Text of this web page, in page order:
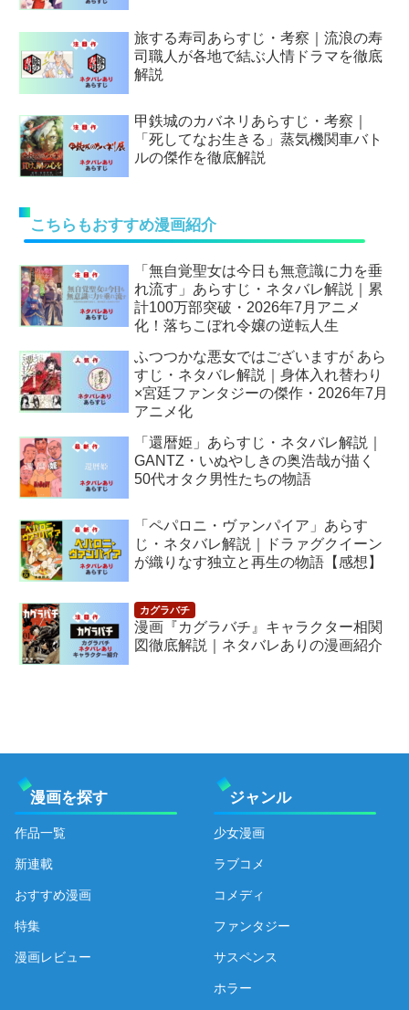
旅する寿司あらすじ・考察｜流浪の寿
司職人が各地で結ぶ人情ドラマを徹底
解説
甲鉄城のカバネリあらすじ・考察｜
「死してなお生きる」蒸気機関車バト
ルの傑作を徹底解説
こちらもおすすめ漫画紹介
「無自覚聖女は今日も無意識に力を垂
れ流す」あらすじ・ネタバレ解説｜累
計100万部突破・2026年7月アニメ
化！落ちこぼれ令嬢の逆転人生
ふつつかな悪女ではございますが あら
すじ・ネタバレ解説｜身体入れ替わり
×宮廷ファンタジーの傑作・2026年7月
アニメ化
「還暦姫」あらすじ・ネタバレ解説｜
GANTZ・いぬやしきの奥浩哉が描く
50代オタク男性たちの物語
「ペパロニ・ヴァンパイア」あらす
じ・ネタバレ解説｜ドラァグクイーン
が織りなす独立と再生の物語【感想】
漫画『カグラバチ』キャラクター相関
図徹底解説｜ネタバレありの漫画紹介
漫画を探す
作品一覧
新連載
おすすめ漫画
特集
漫画レビュー
ジャンル
少女漫画
ラブコメ
コメディ
ファンタジー
サスペンス
ホラー